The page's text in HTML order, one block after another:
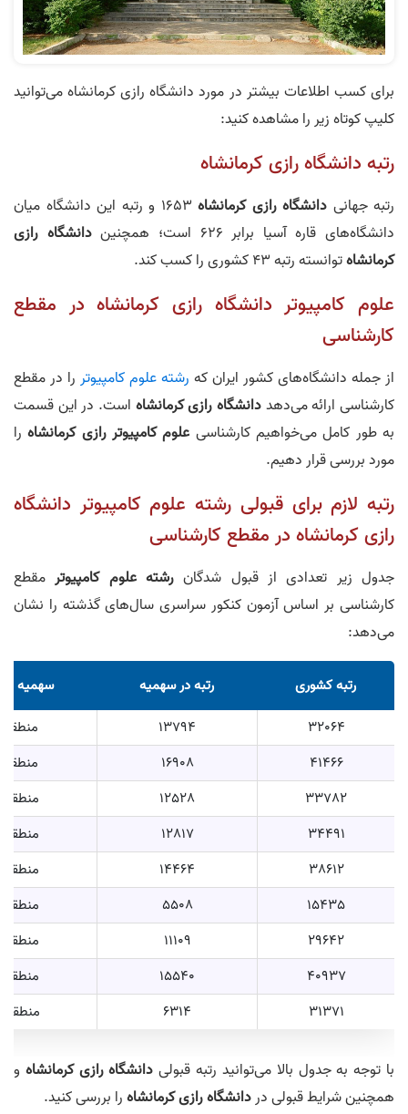
برای کسب اطلاعات بیشتر در مورد دانشگاه رازی کرمانشاه می‌توانید
کلیپ کوتاه زیر را مشاهده کنید:
رتبه دانشگاه رازی کرمانشاه
رتبه جهانی دانشگاه رازی کرمانشاه
1653 و رتبه این دانشگاه میان
دانشگاه‌های قاره آسیا برابر 626 است؛ همچنین
دانشگاه رازی
کرمانشاهتوانسته رتبه 43 کشوری را کسب کند.
علوم کامپیوتر دانشگاه رازی کرمانشاه در مقطع
کارشناسی
از جمله دانشگاه‌های کشور ایران که رشته علوم کامپیوتر را در مقطع
کارشناسی ارائه می‌دهددانشگاه رازی کرمانشاه است. در این قسمت
به طور کامل می‌خواهیم کارشناسی علوم کامپیوتر رازی کرمانشاهرا
مورد بررسی قرار دهیم.
رتبه لازم برای قبولی رشته علوم کامپیوتر دانشگاه
رازی کرمانشاه در مقطع کارشناسی
جدول زیر تعدادی از قبول شدگانرشته علوم کامپیوترمقطع
کارشناسی بر اساس آزمون کنکور سراسری سال‌های گذشته را نشان
می‌دهد:
رتبه کشوری رتبه در سهمیه
سهمیه
32064
13794
منطقه 1
41466
16908
منطقه 1
33782
12528
منطقه 2
34491
12817
منطقه 2
38612
14464
منطقه 2
15435
5508
منطقه 2
29642
11109
منطقه 2
40937
15540
منطقه 2
31371
6314 منطقه 3
با توجه به جدول بالا می‌توانید رتبه قبولی دانشگاه رازی کرمانشاه و
همچنین شرایط قبولی دردانشگاه رازی کرمانشاهرا بررسی کنید.